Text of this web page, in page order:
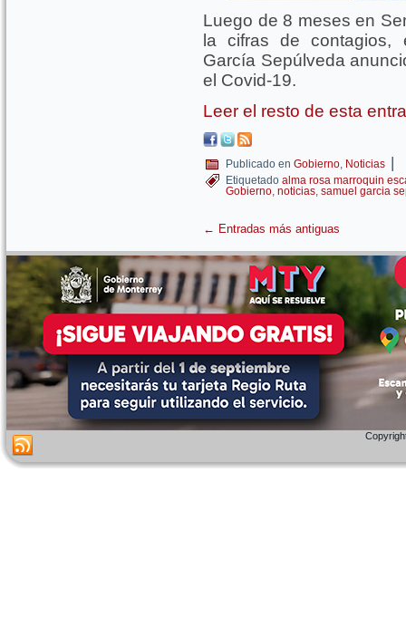
Luego de 8 meses en
la cifras de contagios,
García Sepúlveda
el Covid-19.
Leer el resto de esta
Publicado en Gobierno, Noticias |
Etiquetado alma rosa marroquin
Gobierno, noticias, samuel garcia
← Entradas más antiguas